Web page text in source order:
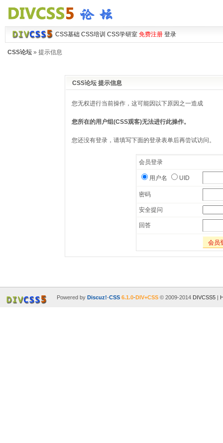
CSS基础 CSS培训 CSS学研室 免费注册 登录
CSS论坛» 提示信息
CSS论坛 提示信息
您无权进行当前操作，这可能因以下原因之一造成
您所在的用户组(CSS观客)无法进行此操作。
您还没有登录，请填写下面的登录表单后再尝试访问。
会员登录
用户名 UID
密码
安全提问
回答
会员
Powered by Discuz!-CSS 6.1.0-DIV+CSS© 2009-2014 DIVCSS5|